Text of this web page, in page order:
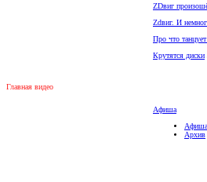
ZDвиг
Zdвиг. И
Про что
Крутятся диски
Главная видео
Афиша
Афиша
Архив